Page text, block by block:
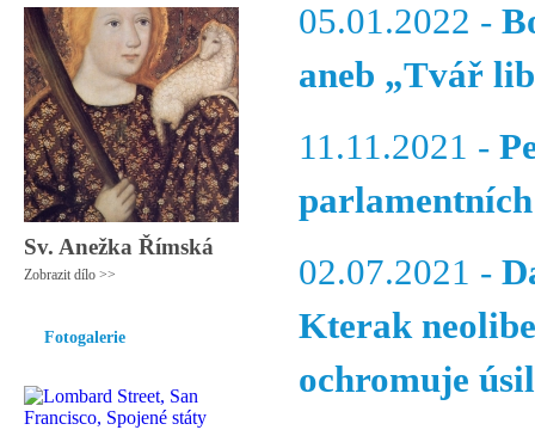
Sv. Anežka Římská
Zobrazit dílo >>
Fotogalerie
05.01.2022 -
aneb „Tvář
11.11.2021 -
02.07.2021 -
Kterak
ochromuje